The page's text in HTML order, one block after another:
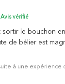
Avis vérifié
sortir le bouchon
de bélier est
à une expérience